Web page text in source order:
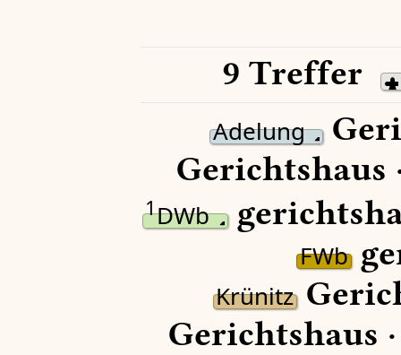
9 Treffer
Adelung
Gerichtshaus
1DWb
FWb
Krünitz
Gerichtshaus